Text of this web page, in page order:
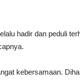
hadir dan peduli
kebersamaan.